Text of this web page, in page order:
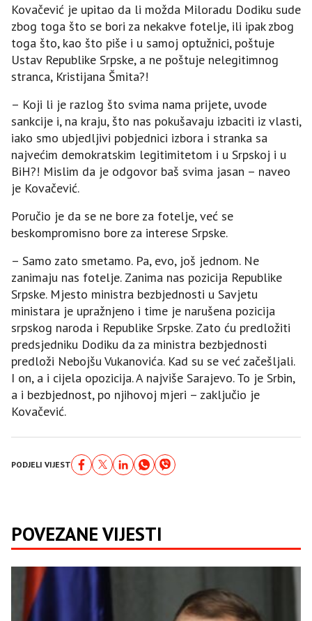
Kovačević je upitao da li možda Miloradu Dodiku sude
zbog toga što se bori za nekakve fotelje, ili ipak zbog
toga što, kao što piše i u samoj optužnici, poštuje
Ustav Republike Srpske, a ne poštuje nelegitimnog
stranca, Kristijana Šmita?!
– Koji li je razlog što svima nama prijete, uvode
sankcije i, na kraju, što nas pokušavaju izbaciti iz vlasti,
iako smo ubjedljivi pobjednici izbora i stranka sa
najvećim demokratskim legitimitetom i u Srpskoj i u
BiH?! Mislim da je odgovor baš svima jasan – naveo
je Kovačević.
Poručio je da se ne bore za fotelje, već se
beskompromisno bore za interese Srpske.
– Samo zato smetamo. Pa, evo, još jednom. Ne
zanimaju nas fotelje. Zanima nas pozicija Republike
Srpske. Mjesto ministra bezbjednosti u Savjetu
ministara je upražnjeno i time je narušena pozicija
srpskog naroda i Republike Srpske. Zato ću predložiti
predsjedniku Dodiku da za ministra bezbjednosti
predloži Nebojšu Vukanovića. Kad su se već začešljali.
I on, a i cijela opozicija. A najviše Sarajevo. To je Srbin,
a i bezbjednost, po njihovoj mjeri – zaključio je
Kovačević.
PODJELI VIJEST
POVEZANE VIJESTI